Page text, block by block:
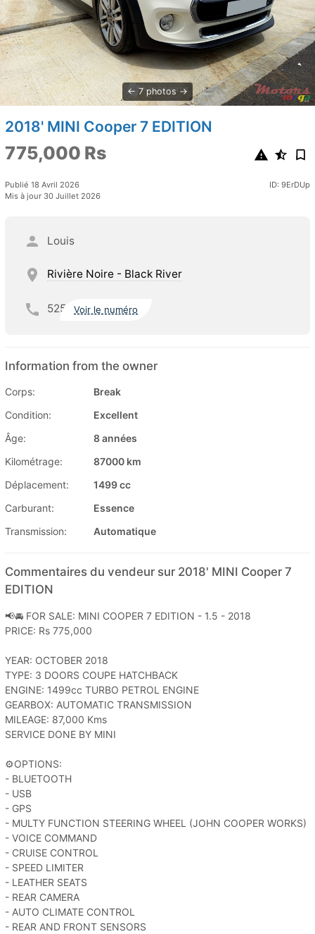
7 photos
2018' MINI Cooper 7 EDITION
775,000 Rs
Publié 18 Avril 2026
Mis à jour 30 Juillet 2026
ID: 9ErDUp
Louis
Rivière Noire - Black River
525 Voir le numéro
Information from the owner
Corps:
Break
Condition:
Excellent
Âge:
8 années
Kilométrage:
87000 km
Déplacement:
1499 cc
Carburant:
Essence
Transmission:
Automatique
Commentaires du vendeur sur 2018' MINI Cooper 7
EDITION
📢🚘 FOR SALE: MINI COOPER 7 EDITION - 1.5 - 2018
PRICE: Rs 775,000
YEAR: OCTOBER 2018
TYPE: 3 DOORS COUPE HATCHBACK
ENGINE: 1499cc TURBO PETROL ENGINE
GEARBOX: AUTOMATIC TRANSMISSION
MILEAGE: 87,000 Kms
SERVICE DONE BY MINI
⚙️OPTIONS:
- BLUETOOTH
- USB
- GPS
- MULTY FUNCTION STEERING WHEEL (JOHN COOPER WORKS)
- VOICE COMMAND
- CRUISE CONTROL
- SPEED LIMITER
- LEATHER SEATS
- REAR CAMERA
- AUTO CLIMATE CONTROL
- REAR AND FRONT SENSORS